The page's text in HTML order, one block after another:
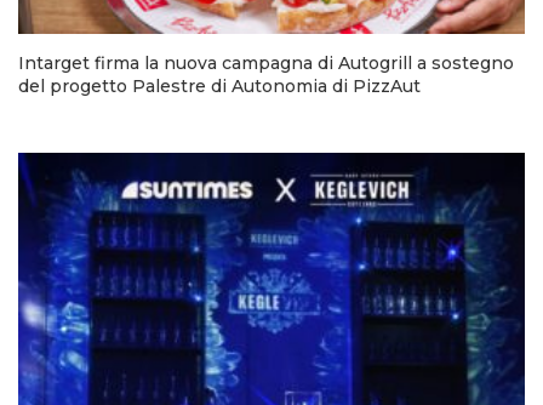
Intarget firma la nuova campagna di Autogrill a sostegno
del progetto Palestre di Autonomia di PizzAut